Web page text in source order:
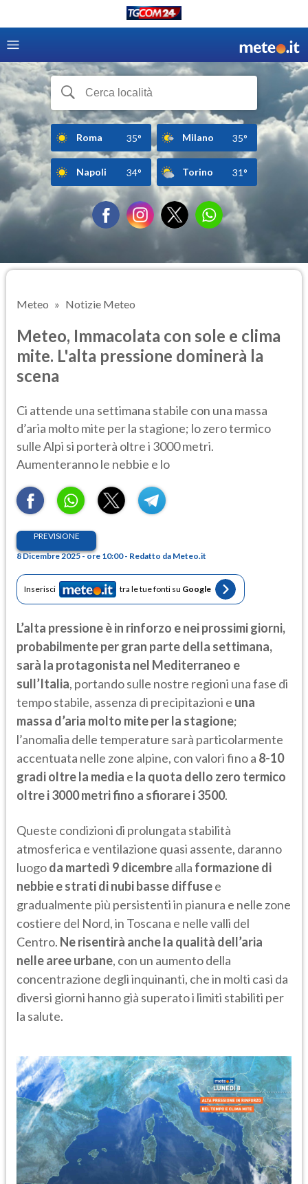
Roma 35° Milano 35°
Napoli 34° Torino 31°
Meteo Notizie Meteo
Meteo, Immacolata con sole e clima
mite. L'alta pressione dominerà la
scena
Ci attende una settimana stabile con una massa
d’aria molto mite per la stagione; lo zero termico
sulle Alpi si porterà oltre i 3000 metri.
Aumenteranno le nebbie e lo
PREVISIONE
8 Dicembre 2025 - ore 10:00 - Redatto da Meteo.it
Inserisci tra le tue fonti su Google
L’alta pressione è in rinforzo e nei prossimi giorni,
probabilmente per gran parte della settimana,
sarà la protagonista nel Mediterraneo e
sull’Italia, portando sulle nostre regioni una fase di
tempo stabile, assenza di precipitazioni e una
massa d’aria molto mite per la stagione;
l’anomalia delle temperature sarà particolarmente
accentuata nelle zone alpine, con valori fino a 8-10
gradi oltre la media e la quota dello zero termico
oltre i 3000 metri fino a sfiorare i 3500.
Queste condizioni di prolungata stabilità
atmosferica e ventilazione quasi assente, daranno
luogoda martedì 9 dicembrealla formazione di
nebbie e strati di nubi basse diffusee
gradualmente più persistenti in pianura e nelle zone
costiere del Nord, in Toscana e nelle valli del
Centro. Ne risentirà anche la qualità dell’aria
nelle aree urbane, con un aumento della
concentrazione degli inquinanti, che in molti casi da
diversi giorni hanno già superato i limiti stabiliti per
la salute.